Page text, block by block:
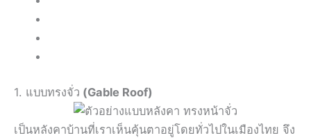
1. แบบทรงจั่ว (Gable Roof)
เป็นหลังคาบ้านที่เราเห็นคุ้นตาอยู่โดยทั่วไปในเมืองไทย จึง